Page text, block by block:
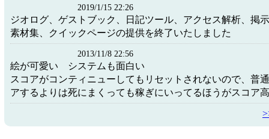
2019/1/15 22:26
ジオログ、ゲストブック、日記ツール、アクセス解析、掲
素材集、クイックページの提供を終了いたしました
2013/11/8 22:56
絵が可愛い システムも面白い
スコアがコンティニューしてもリセットされないので、普
アするよりは死にまくっても稼ぎにいってるほうがスコア